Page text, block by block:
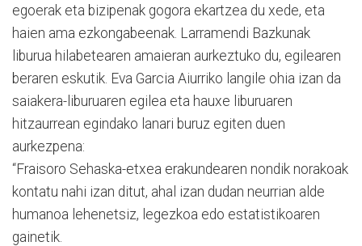
egoerak eta bizipenak gogora ekartzea du xede, eta
haien ama ezkongabeenak. Larramendi Bazkunak
liburua hilabetearen amaieran aurkeztuko du, egilearen
beraren eskutik. Eva Garcia Aiurriko langile ohia izan da
saiakera-liburuaren egilea eta hauxe liburuaren
hitzaurrean egindako lanari buruz egiten duen
aurkezpena:
“Fraisoro Sehaska-etxea erakundearen nondik norakoak
kontatu nahi izan ditut, ahal izan dudan neurrian alde
humanoa lehenetsiz, legezkoa edo estatistikoaren
gainetik.